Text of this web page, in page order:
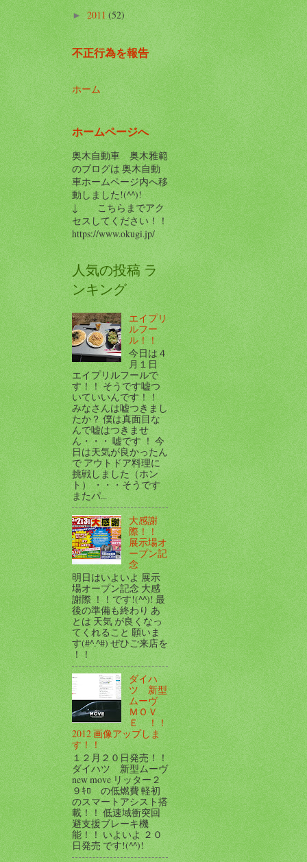
►2011(52)
不正行為を報告
ホーム
ホームページへ
奥木自動車 奥木雅範
のブログは 奥木自動
車ホームページ内へ移
動しました!(^^)!
↓ こちらまでアク
セスしてください！！
https://www.okugi.jp/
人気の投稿 ラ
ンキング
エイプリ
ルフー
ル！！
今日は４
月１日
エイプリルフールで
す！！ そうです嘘つ
いていいんです！！
みなさんは嘘つきまし
たか？ 僕は真面目な
んで嘘はつきませ
ん・・・ 嘘です ！ 今
日は天気が良かったん
で アウトドア料理に
挑戦しました（ホン
ト） ・・・そうです
またパ...
大感謝
際！！
展示場オ
ープン記
念
明日はいよいよ 展示
場オープン記念 大感
謝際 ！！です!(^^)! 最
後の準備も終わり あ
とは 天気 が良くなっ
てくれること 願いま
す(#^.^#) ぜひご来店を
！！
ダイハ
ツ 新型
ムーヴ
ＭＯＶ
Ｅ ！！
2012 画像アップしま
す！！
１２月２０日発売！！
ダイハツ 新型ムーヴ
new move リッター２
９ｷﾛ の低燃費 軽初
のスマートアシスト搭
載！！ 低速域衝突回
避支援ブレーキ機
能！！ いよいよ ２０
日発売 です!(^^)!